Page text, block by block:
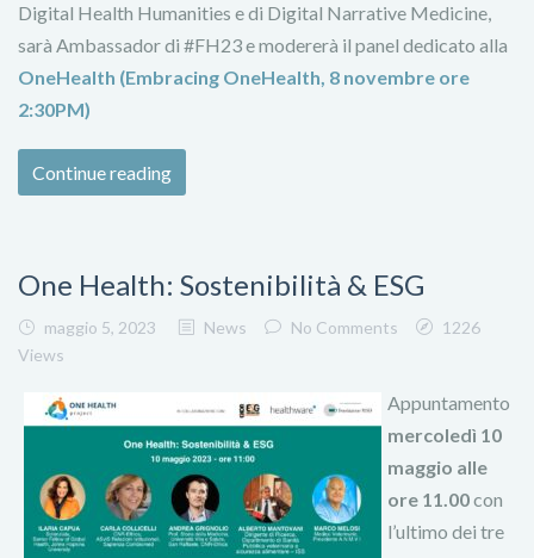
Digital Health Humanities e di Digital Narrative Medicine,
sarà Ambassador di #FH23 e modererà il panel dedicato alla
OneHealth (Embracing OneHealth, 8 novembre ore
2:30PM)
Continue reading
One Health: Sostenibilità & ESG
maggio 5, 2023 News No Comments
1226
Views
Appuntamento
mercoledì 10
maggio alle
ore 11.00con
l’ultimo dei tre